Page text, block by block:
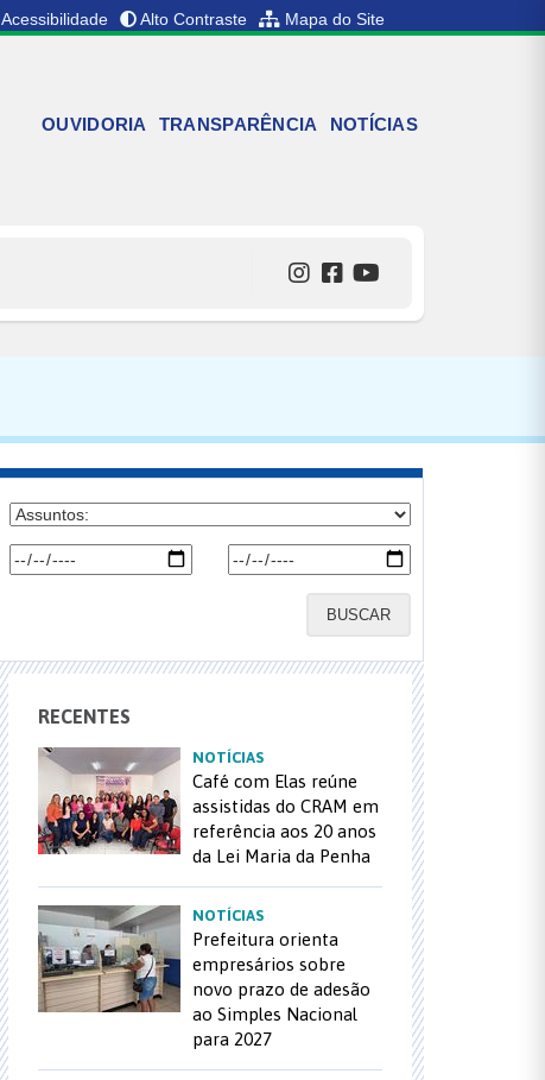
Acessibilidade Alto Contraste Mapa do Site
OUVIDORIA TRANSPARÊNCIA NOTÍCIAS
BUSCAR
RECENTES
NOTÍCIAS
Café com Elas reúne
assistidas do CRAM em
referência aos 20 anos
da Lei Maria da Penha
NOTÍCIAS
Prefeitura orienta
empresários sobre
novo prazo de adesão
ao Simples Nacional
para 2027